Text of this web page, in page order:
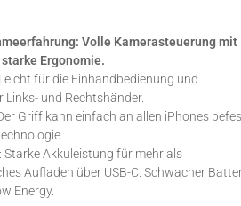
Volle Kamerasteuerung mit
Ergonomie.
für die Einhandbedienung und
und Rechtshänder.
Griff kann einfach an allen iPhones
Starke Akkuleistung für mehr als
Aufladen über USB-C. Schwacher
Energy.